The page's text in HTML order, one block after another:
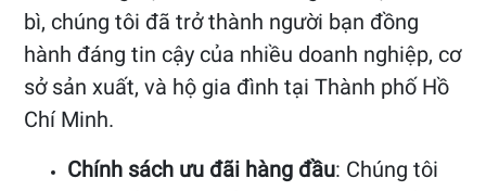
bì, chúng tôi đã trở thành người bạn đồng
hành đáng tin cậy của nhiều doanh nghiệp, cơ
sở sản xuất, và hộ gia đình tại Thành phố Hồ
Chí Minh.
Chính sách ưu đãi hàng đầu: Chúng tôi